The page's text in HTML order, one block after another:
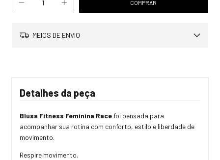
MEIOS DE ENVIO
Detalhes da peça
Blusa Fitness Feminina Race foi pensada para
acompanhar sua rotina com conforto, estilo e liberdade de
movimento.
Respire movimento.